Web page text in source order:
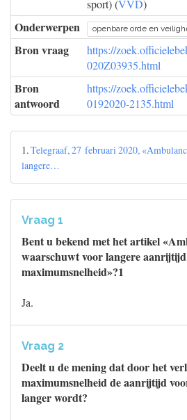
sport) (VVD)
Onderwerpen openbare orde en
Bron vraag
https://
020Z03935.html
Bron
antwoord
https://
0192020-2135.html
1.Telegraaf, 27 februari 2020,
langere…
Vraag 1
Bent u bekend met het artikel
waarschuwt voor langere
maximumsnelheid»?1
Ja.
Vraag 2
Deelt u de mening dat door het
maximumsnelheid de aanrijtijd
langer wordt?